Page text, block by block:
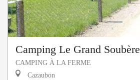
Camping Le Grand Soubère
CAMPING À LA FERME
Cazaubon